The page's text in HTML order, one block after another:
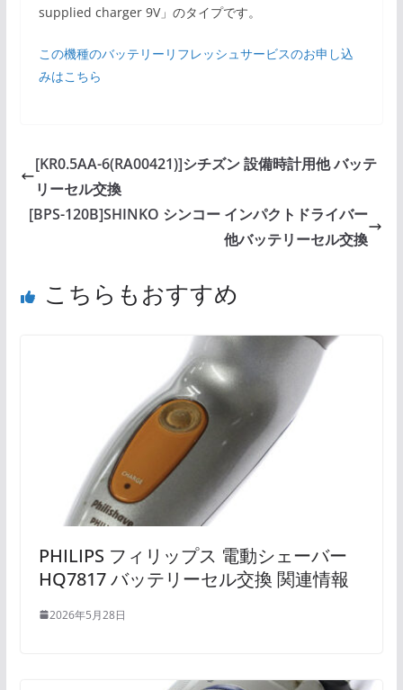
supplied charger 9V」のタイプです。
この機種のバッテリーリフレッシュサービスのお申し込
みはこちら
[KR0.5AA-6(RA00421)]シチズン 設備時計用他 バッテ
リーセル交換
[BPS-120B]SHINKO シンコー インパクトドライバー
他バッテリーセル交換
こちらもおすすめ
PHILIPS フィリップス 電動シェーバー
HQ7817 バッテリーセル交換 関連情報
2026年5月28日